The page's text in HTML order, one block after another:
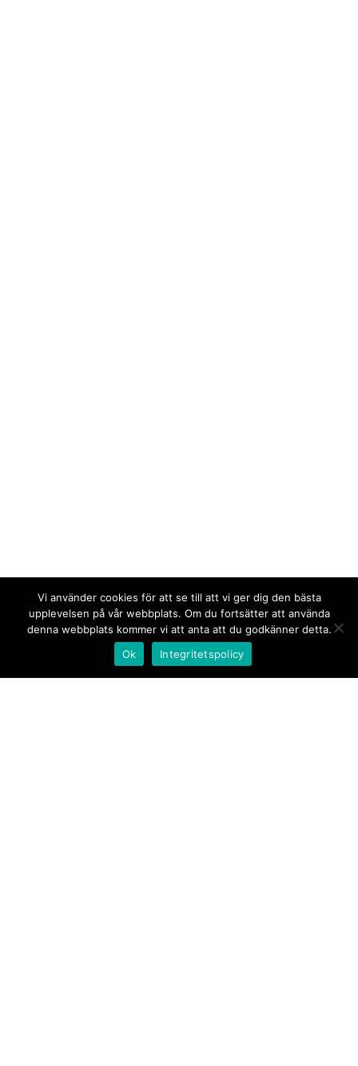
Vi använder cookies för att se till att vi ger dig den bästa
upplevelsen på vår webbplats. Om du fortsätter att använda
denna webbplats kommer vi att anta att du godkänner detta.
Ok
Integritetspolicy